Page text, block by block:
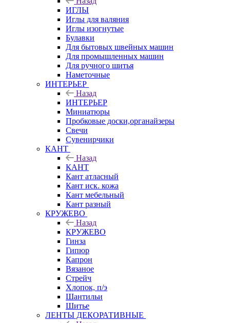
ИГЛЫ
Иглы для валяния
Иглы изогнутые
Булавки
Для бытовых швейных машин
Для промышленных машин
Для ручного шитья
Наметочные
ИНТЕРЬЕР
Назад
ИНТЕРЬЕР
Миниатюры
Пробковые доски,органайзеры
Свечи
Сувенирчики
КАНТ
Назад
КАНТ
Кант атласный
Кант иск. кожа
Кант мебельный
Кант разный
КРУЖЕВО
Назад
КРУЖЕВО
Гинза
Гипюр
Капрон
Вязаное
Стрейч
Хлопок, п/э
Шантильи
Шитье
ЛЕНТЫ ДЕКОРАТИВНЫЕ